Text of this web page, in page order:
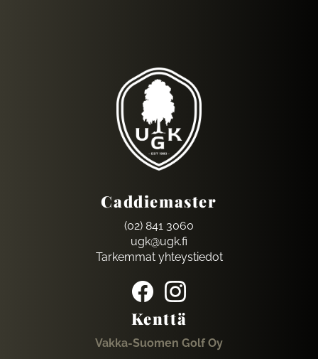
Caddiemaster
(02) 841 3060
ugk@ugk.fi
Tarkemmat yhteystiedot
Kenttä
Vakka-Suomen Golf Oy